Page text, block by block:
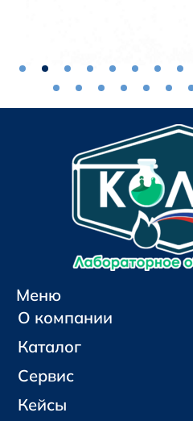
Меню
О компании
Каталог
Сервис
Кейсы